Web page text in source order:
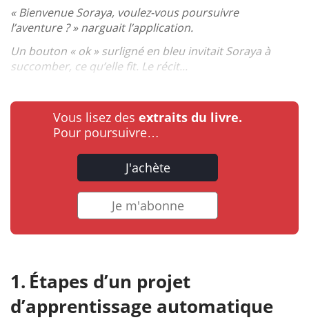
« Bienvenue Soraya, voulez-vous poursuivre
l’aventure ? » narguait l’application.
Un bouton « ok » surligné en bleu invitait Soraya à
succomber, ce qu’elle fit. Le récit...
Vous lisez des extraits du livre.
Pour poursuivre…
J'achète
Je m'abonne
Étapes d’un projet
d’apprentissage automatique